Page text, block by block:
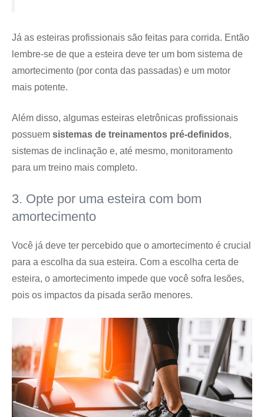
Já as esteiras profissionais são feitas para corrida. Então
lembre-se de que a esteira deve ter um bom sistema de
amortecimento (por conta das passadas) e um motor
mais potente.
Além disso, algumas esteiras eletrônicas profissionais
possuem sistemas de treinamentos pré-definidos,
sistemas de inclinação e, até mesmo, monitoramento
para um treino mais completo.
3. Opte por uma esteira com bom
amortecimento
Você já deve ter percebido que o amortecimento é crucial
para a escolha da sua esteira. Com a escolha certa de
esteira, o amortecimento impede que você sofra lesões,
pois os impactos da pisada serão menores.